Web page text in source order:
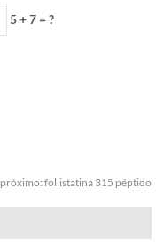
5 + 7 = ?
próximo: follistatina 315 péptido